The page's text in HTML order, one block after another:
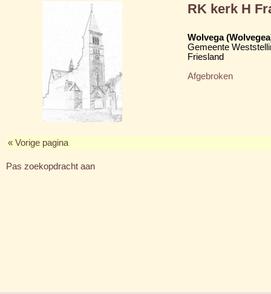
RK kerk H
Wolvega
Gemeente
Friesland
Afgebroken
« Vorige pagina
Pas zoekopdracht aan